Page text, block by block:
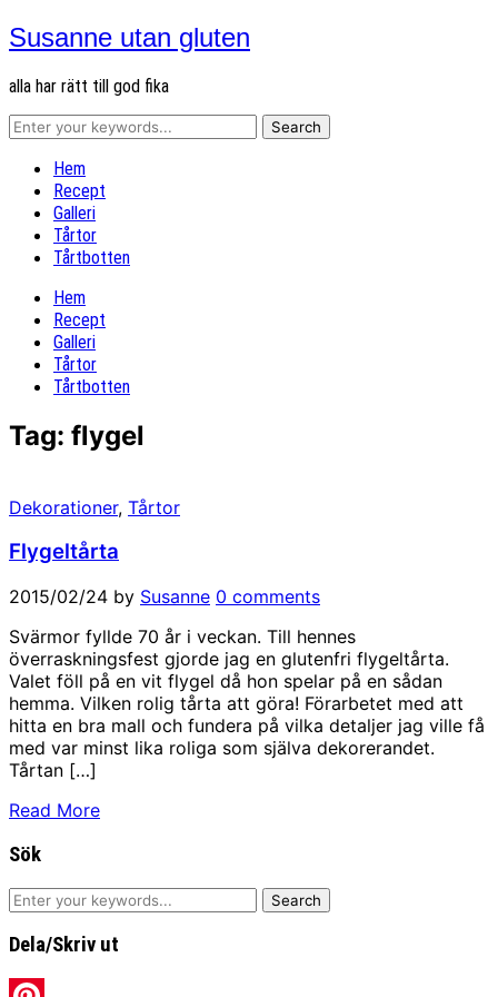
Susanne utan gluten
alla har rätt till god fika
Hem
Recept
Galleri
Tårtor
Tårtbotten
Hem
Recept
Galleri
Tårtor
Tårtbotten
Tag: flygel
Dekorationer, Tårtor
Flygeltårta
2015/02/24 by Susanne 0 comments
Svärmor fyllde 70 år i veckan. Till hennes
överraskningsfest gjorde jag en glutenfri flygeltårta.
Valet föll på en vit flygel då hon spelar på en sådan
hemma. Vilken rolig tårta att göra! Förarbetet med att
hitta en bra mall och fundera på vilka detaljer jag ville få
med var minst lika roliga som själva dekorerandet.
Tårtan […]
Read More
Sök
Dela/Skriv ut